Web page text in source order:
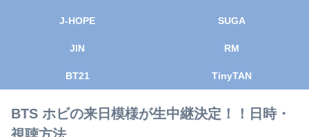
J-HOPE SUGA
JIN RM
BT21 TinyTAN
BTS ホビの来日模様が生中継決定！！日時・